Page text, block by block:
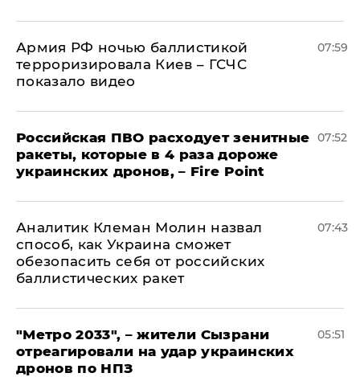
Армия РФ ночью баллистикой
терроризировала Киев – ГСЧС
показало видео
07:59
Российская ПВО расходует зенитные
ракеты, которые в 4 раза дороже
украинских дронов, – Fire Point
07:52
Аналитик Клеман Молин назвал
способ, как Украина сможет
обезопасить себя от российских
баллистических ракет
07:43
"Метро 2033", – жители Сызрани
отреагировали на удар украинских
дронов по НПЗ
05:51